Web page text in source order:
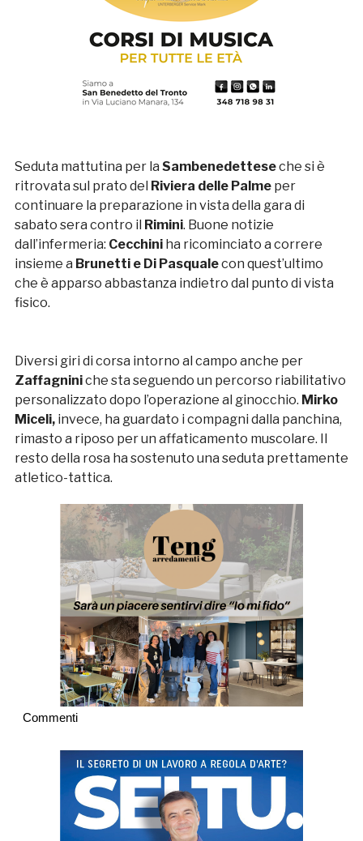
Seduta mattutina per la Sambenedetteseche si è
ritrovata sul prato del Riviera delle Palmeper
continuare la preparazione in vista della gara di
sabato sera contro il Rimini. Buone notizie
dall’infermeria: Cecchiniha ricominciato a correre
insieme a Brunetti e Di Pasqualecon quest’ultimo
che è apparso abbastanza indietro dal punto di vista
fisico.
Diversi giri di corsa intorno al campo anche per
Zaffagniniche sta seguendo un percorso riabilitativo
personalizzato dopo l’operazione al ginocchio. Mirko
Miceli,invece, ha guardato i compagni dalla panchina,
rimasto a riposo per un affaticamento muscolare. Il
resto della rosa ha sostenuto una seduta prettamente
atletico-tattica.
Commenti